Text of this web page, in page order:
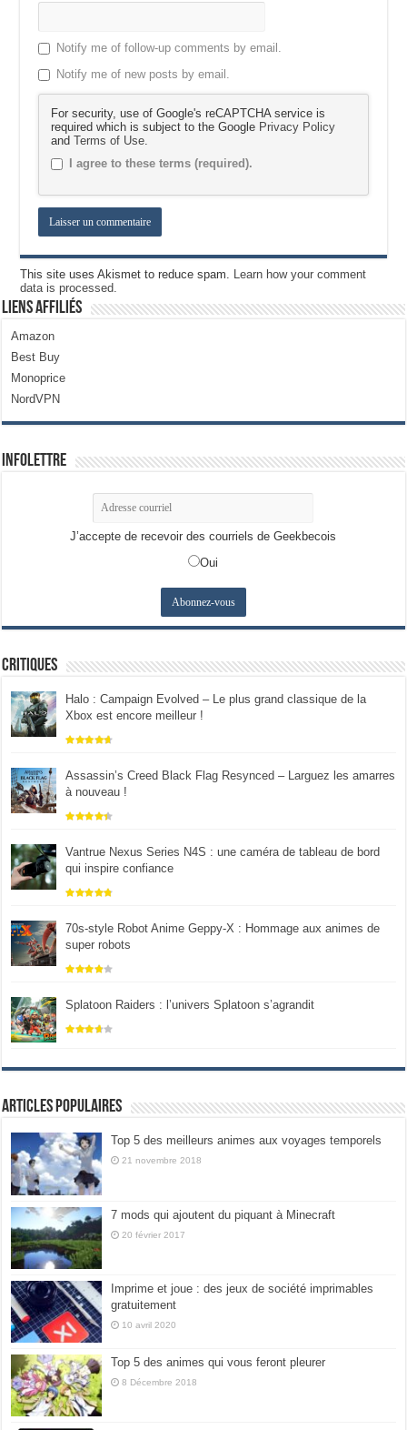
Notify me of follow-up comments by email.
Notify me of new posts by email.
For security, use of Google's reCAPTCHA service is
required which is subject to the Google Privacy Policy
andTerms of Use.
I agree to these terms (required).
This site uses Akismet to reduce spam. Learn how your comment
data is processed.
Liens Affiliés
Amazon
Best Buy
Monoprice
NordVPN
Infolettre
J’accepte de recevoir des courriels de Geekbecois
Oui
Critiques
Halo : Campaign Evolved – Le plus grand classique de la
Xbox est encore meilleur !
Assassin’s Creed Black Flag Resynced – Larguez les amarres
à nouveau !
Vantrue Nexus Series N4S : une caméra de tableau de bord
qui inspire confiance
70s-style Robot Anime Geppy-X : Hommage aux animes de
super robots
Splatoon Raiders : l’univers Splatoon s’agrandit
Articles populaires
Top 5 des meilleurs animes aux voyages temporels
21 novembre 2018
7 mods qui ajoutent du piquant à Minecraft
20 février 2017
Imprime et joue : des jeux de société imprimables
gratuitement
10 avril 2020
Top 5 des animes qui vous feront pleurer
8 Décembre 2018